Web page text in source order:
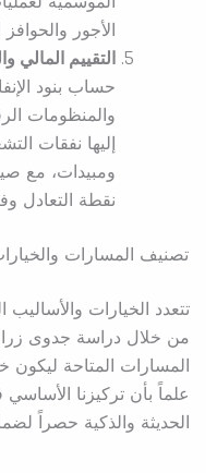
الأجور
التقييم المالي
حساب بنود
والمنظومات
إليها نفقات
ومبيدات، مع
نقطة التعادل
تصنيف المسارات
تتعدد الخيارات والأساليب
من خلال دراسة جدوى
المسارات المتاحة ليكون
علماً بأن تركيزنا
الحديثة والذكية حصراً